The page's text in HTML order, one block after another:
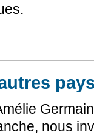
nous